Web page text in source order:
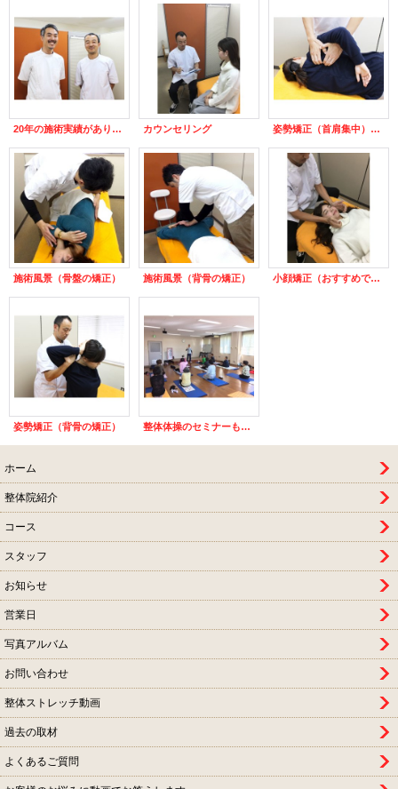
20年の施術実績があります、身体のお悩みならどんなことでもご相談下さい。 カウンセリング 姿勢矯正（首肩集中）肩コリに
施術風景（骨盤の矯正） 施術風景（背骨の矯正） 小顔矯正（おすすめです！）
姿勢矯正（背骨の矯正） 整体体操のセミナーも定期的に行なっています
ホーム
整体院紹介
コース
スタッフ
お知らせ
営業日
写真アルバム
お問い合わせ
整体ストレッチ動画
過去の取材
よくあるご質問